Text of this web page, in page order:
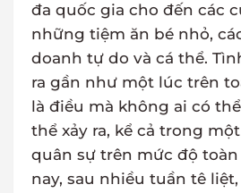
đa quốc gia cho đến các
những tiệm ăn bé nhỏ,
doanh tự do và cá thể.
ra gần như một lúc trên
là điều mà không ai có
thể xảy ra, kể cả trong
quân sự trên mức độ
nay, sau nhiều tuần tê